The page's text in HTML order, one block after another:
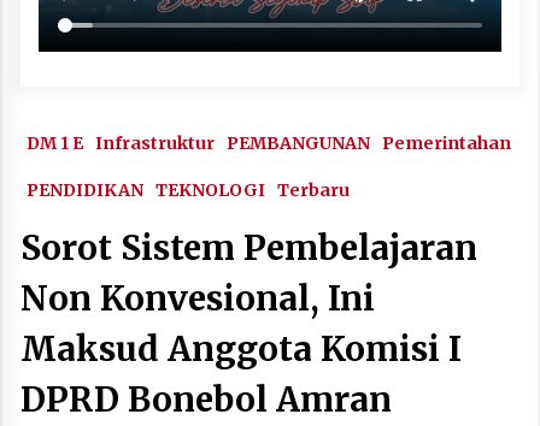
DM 1 E Infrastruktur PEMBANGUNAN Pemerintahan
PENDIDIKAN TEKNOLOGI Terbaru
Sorot Sistem Pembelajaran
Non Konvesional, Ini
Maksud Anggota Komisi I
DPRD Bonebol Amran